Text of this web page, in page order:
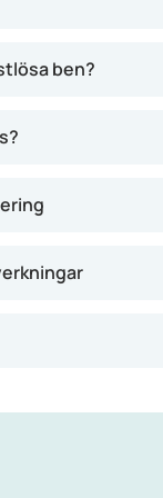
den är riktigt
Det kan
att du sover
ben?